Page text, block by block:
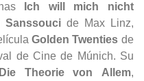
Ich will mich nicht
Sanssouci de Max Linz,
Golden Twenties de
de Cine de Múnich. Su
Die Theorie von Allem,